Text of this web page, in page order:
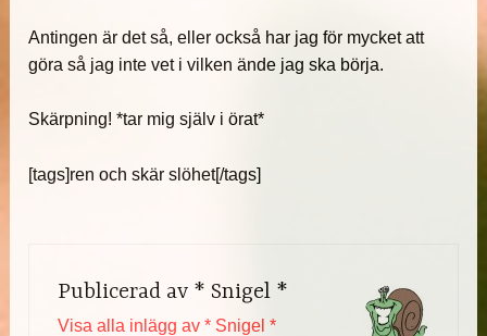
Antingen är det så, eller också har jag för mycket att
göra så jag inte vet i vilken ände jag ska börja.
Skärpning! *tar mig själv i örat*
[tags]ren och skär slöhet[/tags]
Publicerad av * Snigel *
Visa alla inlägg av * Snigel *